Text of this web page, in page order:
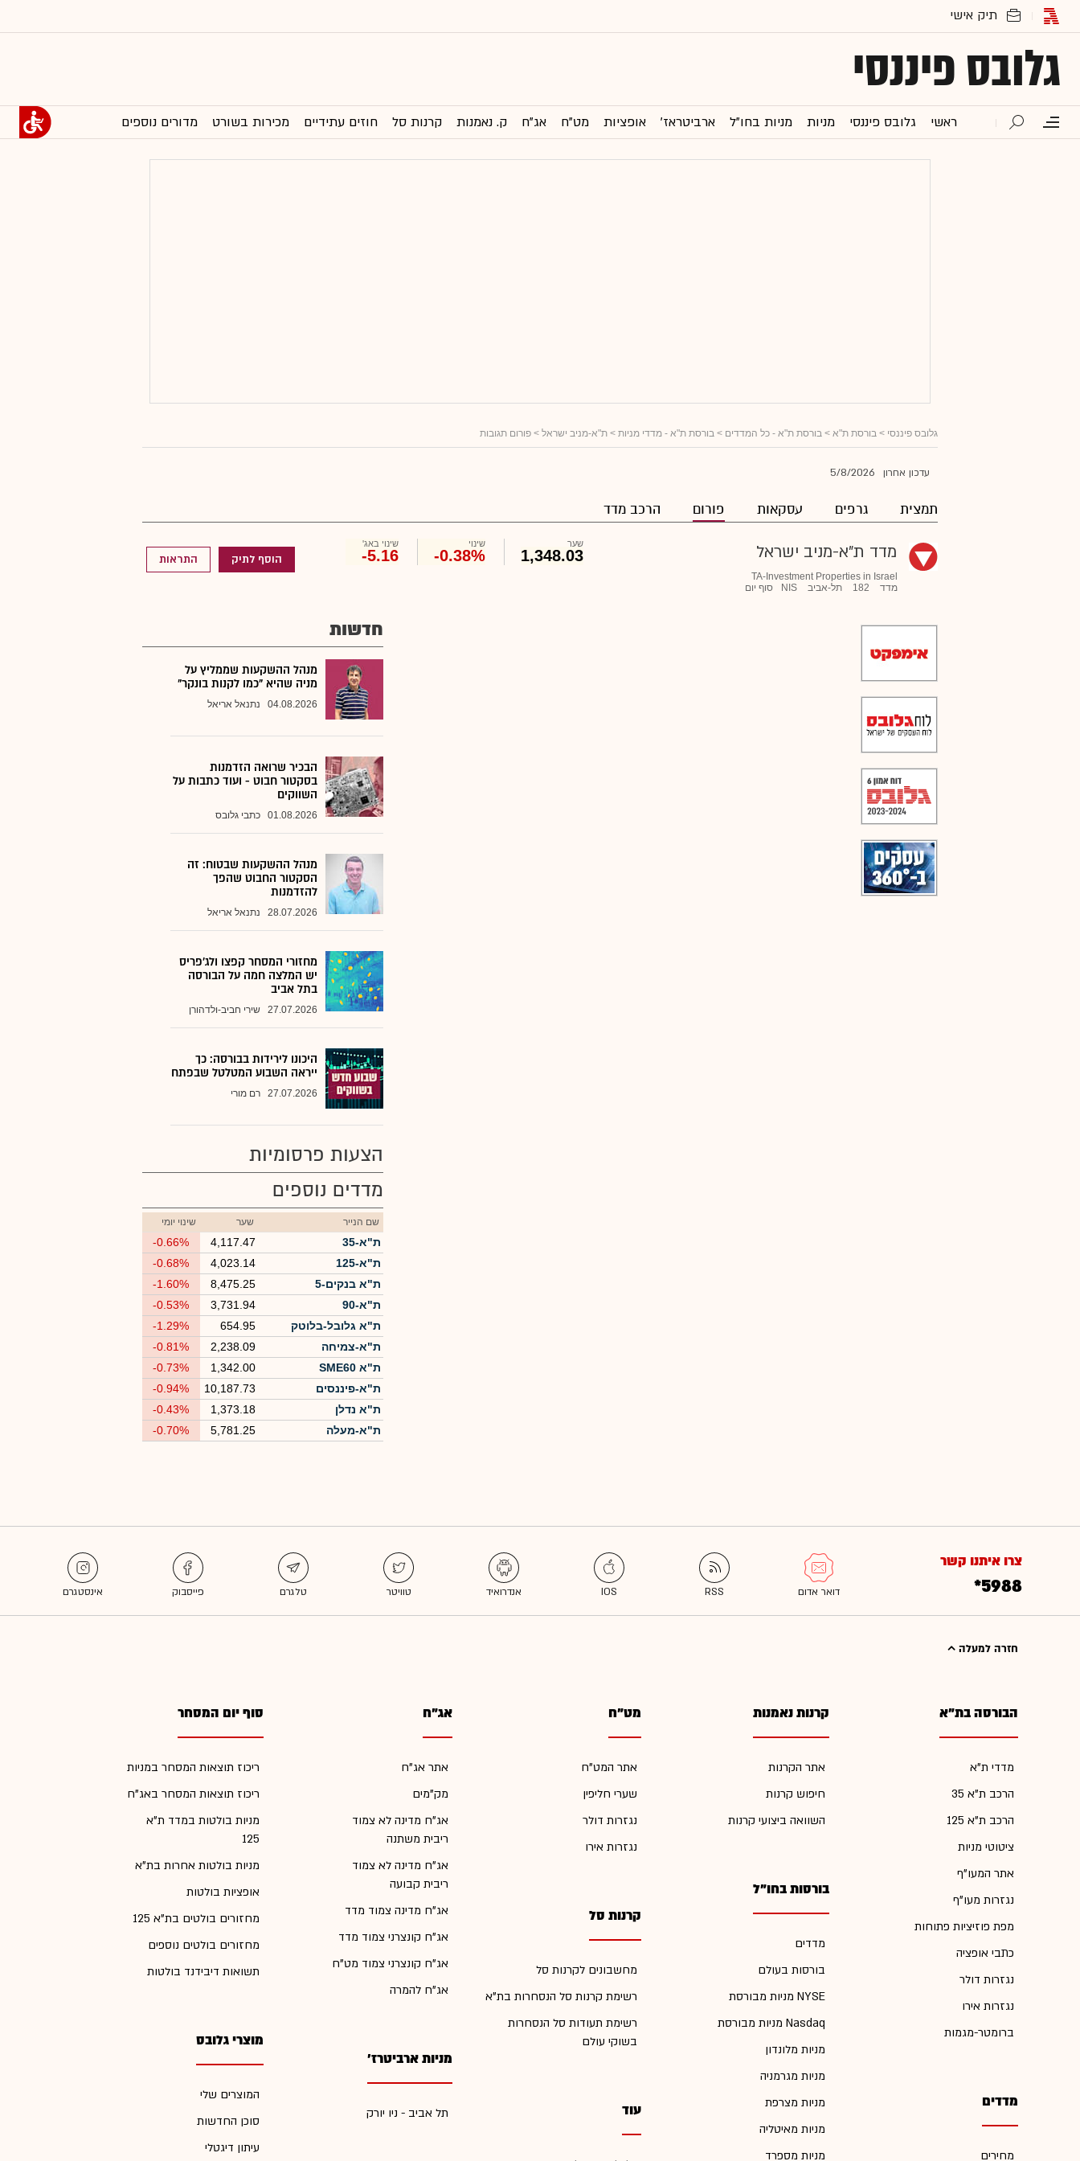
גלובס פיננסי
ראשי גלובס פיננסי מניות מניות בחו"ל ארביטראז' אופציות מט"ח אג"ח ק. נאמנות קרנות סל חוזים עתידיים מכירות בשורט מדורים נוספים
גלובס פיננסי > בורסת ת"א > בורסת ת"א - כל המדדים > בורסת ת"א - מדדי מניות > ת"א-מניב ישראל > פורום תגובות
עדכון אחרון 5/8/2026
תמצית גרפים עסקאות פורום הרכב מדד
מדד ת"א-מניב ישראל
TA-Investment Properties in Israel
מדד
182 תל-אביב NIS סוף יום
שער
1,348.03
שינוי
-0.38%
שינוי באג'
-5.16 הוסף לתיק התראות
חדשות
מנהל ההשקעות שממליץ על
מניה שהיא "כמו לקנות בונקר"
04.08.2026 נתנאל אריאל
הבכיר שרואה הזדמנות
בסקטור חבוט - ועוד כתבות על
השווקים
01.08.2026 כתבי גלובס
מנהל ההשקעות שבטוח: זה
הסקטור החבוט שהפך
להזדמנות
28.07.2026 נתנאל אריאל
מחזורי המסחר קפצו ולג'פריס
יש המלצה חמה על הבורסה
בתל אביב
27.07.2026 שירי חביב-ולדהורן
היכונו לירידות בבורסה: כך
ייראה השבוע המטלטל שבפתח
27.07.2026 רם מורי
הצעות פרסומיות
מדדים נוספים
שם הנייר שער שינוי יומי
ת"א-35 4,117.47
-0.66%
ת"א-125
4,023.14
-0.68%
ת"א בנקים-5
8,475.25
-1.60%
ת"א-90
3,731.94
-0.53%
ת"א גלובל-בלוטק
654.95
-1.29%
ת"א-צמיחה
2,238.09
-0.81%
ת"א SME60
1,342.00
-0.73%
ת"א-פיננסים
10,187.73
-0.94%
ת"א נדלן
1,373.18
-0.43%
ת"א-מעלה
5,781.25
-0.70%
צרו איתנו קשר
*5988
חזרה למעלה
הבורסה בת"א
מדדי ת"א
הרכב ת"א 35
הרכב ת"א 125
ציטוטי מניות
אתר המעו"ף
נגזרות מעו"ף
מפת פוזיציות פתוחות
כתבי אופציה
נגזרות דולר
נגזרות אירו
ברומטר-מגמות
מדדים
מחירים
קרנות נאמנות
אתר הקרנות
חיפוש קרנות
השוואה ביצועי קרנות
בורסות בחו"ל
מדדים
בורסות בעולם
מניות מבורסת NYSE
מניות מבורסת Nasdaq
מניות מלונדון
מניות מגרמניה
מניות מצרפת
מניות מאיטליה
מניות מספרד
מט"ח
אתר המט"ח
שערי חליפין
נגזרות דולר
נגזרות אירו
קרנות סל
מחשבונים לקרנות סל
רשימת קרנות סל הנסחרות בת"א
רשימת תעודות סל הנסחרות
בשוקי עולם
עוד
אג"ח
אתר אג"ח
מק"מים
אג"ח מדינה לא צמוד
ריבית משתנה
אג"ח מדינה לא צמוד
ריבית קבועה
אג"ח מדינה צמוד מדד
אג"ח קונצרני צמוד מדד
אג"ח קונצרני צמוד מט"ח
אג"ח להמרה
מניות ארביטרז'
תל אביב - ניו יורק
סוף יום המסחר
ריכוז תוצאות המסחר במניות
ריכוז תוצאות המסחר באג"ח
מניות בולטות במדד ת"א
125
מניות בולטות אחרות בת"א
אופציות בולטות
מחזורים בולטים בת"א 125
מחזורים בולטים נוספים
תשואות דיבידנד בולטות
מוצרי גלובס
המוצרים שלי
סוכן החדשות
עיתון דיגטלי